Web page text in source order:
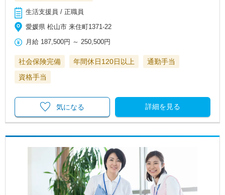
生活支援員 / 正職員
愛媛県 松山市 来住町1371-22
月給 187,500円 ～ 250,500円
社会保険完備 年間休日120日以上
通勤手当
資格手当
詳細を見る
気になる